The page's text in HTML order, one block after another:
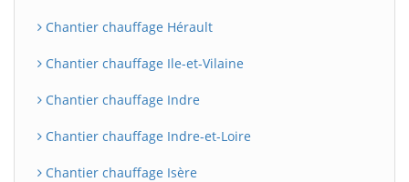
Chantier chauffage Hérault
Chantier chauffage Ile-et-Vilaine
Chantier chauffage Indre
Chantier chauffage Indre-et-Loire
Chantier chauffage Isère